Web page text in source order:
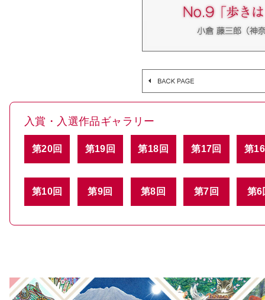
入賞・入選作品ギャラリー
第20回 第19回 第18回 第17回 第
第10回 第9回 第8回 第7回 第6